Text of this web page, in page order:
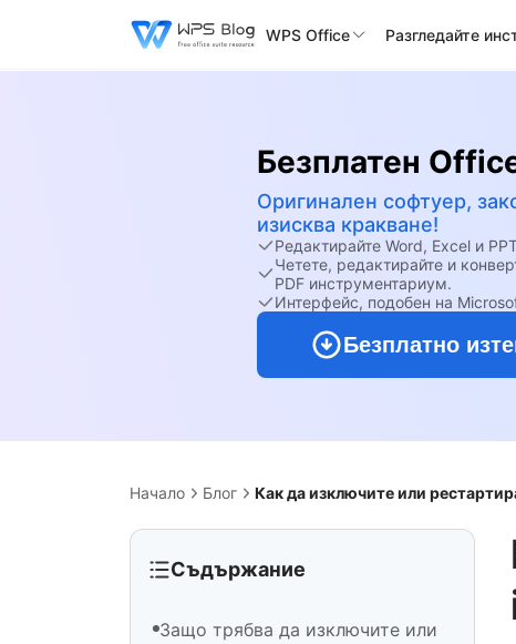
WPS Office Разгледайте
Безплатен
Оригинален софтуер,
изисква кракване!
Редактирайте Word, Excel и
Четете, редактирайте и
PDF инструментариум.
Интерфейс, подобен на
Безплатно
Начало Блог Как да изключите или
Съдържание
Защо трябва да изключите или